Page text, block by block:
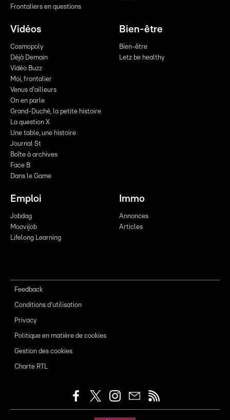
Frontaliers en questions
Vidéos
Cosmopoly
Déjà Demain
Vidéo Buzz
Moi, frontalier
Venus d'ailleurs
On en parle
Grand-Duché, la petite histoire
La question X
Une table, une histoire
Journal St
Boîte à archives
Face B
Dans le Game
Bien-être
Bien-être
Letz be healthy
Emploi
Jobdag
Moovijob
Lifelong Learning
Immo
Annonces
Articles
Feedback
Conditions d'utilisation
Privacy
Politique en matière de cookies
Gestion des cookies
Charte RTL